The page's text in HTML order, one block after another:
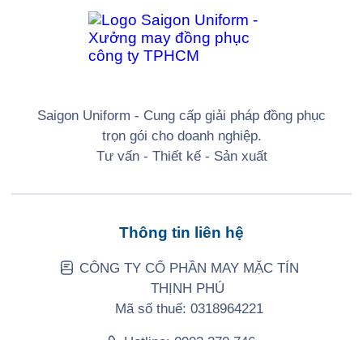
Saigon Uniform - Cung cấp giải pháp đồng phục
trọn gói cho doanh nghiệp.
Tư vấn - Thiết kế - Sản xuất
Thông tin liên hệ
CÔNG TY CỔ PHẦN MAY MẶC TÍN
THỊNH PHÚ
Mã số thuế: 0318964221